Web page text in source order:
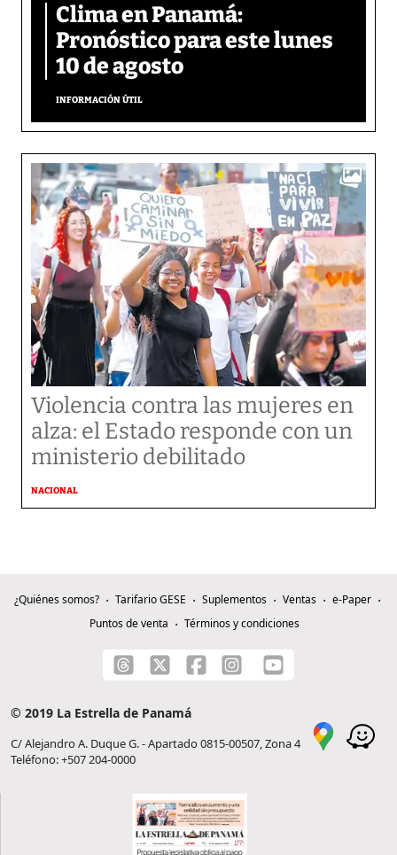
Clima en Panamá:
Pronóstico para este lunes
10 de agosto
INFORMACIÓN ÚTIL
Violencia contra las mujeres en
alza: el Estado responde con un
ministerio debilitado
NACIONAL
¿Quiénes somos? Tarifario GESE Suplementos Ventas
e-Paper
Puntos de venta
Términos y condiciones
© 2019 La Estrella de Panamá
C/ Alejandro A. Duque G. - Apartado 0815-00507, Zona 4
Teléfono: +507 204-0000